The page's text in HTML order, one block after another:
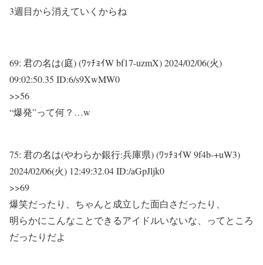
3週目から消えていくからね
69: 君の名は(庭) (ﾜｯﾁｮｲW bf17-uzmX)2024/02/06(火)
09:02:50.35 ID:6/s9XwMW0
>>56
“爆発”って何？…w
75: 君の名は(やわらか銀行:兵庫県) (ﾜｯﾁｮｲW 9f4b-+uW3)
2024/02/06(火) 12:49:32.04 ID:/aGpJljk0
>>69
爆笑だったり、ちゃんと成立した面白さだったり、
明らかにこんなことできるアイドルいないな、ってところ
だったりだよ